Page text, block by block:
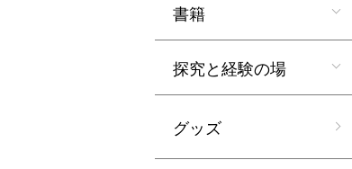
書籍
探究と経験の場
グッズ